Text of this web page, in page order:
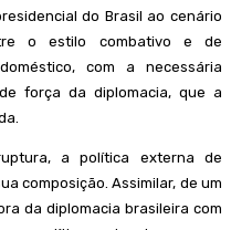
do Brasil ao cenário
o estilo combativo e de
com a necessária
força da diplomacia, que a
a política externa de
composição. Assimilar, de um
da diplomacia brasileira com